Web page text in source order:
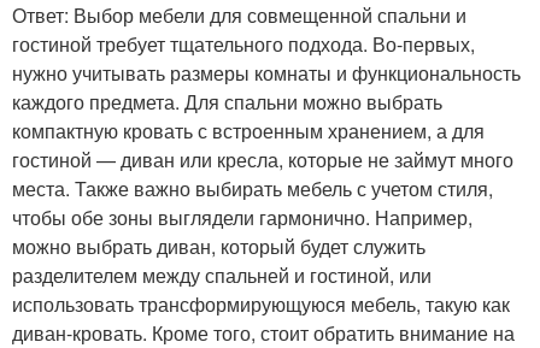
Ответ: Выбор мебели для совмещенной спальни и
гостиной требует тщательного подхода. Во-первых,
нужно учитывать размеры комнаты и функциональность
каждого предмета. Для спальни можно выбрать
компактную кровать с встроенным хранением, а для
гостиной — диван или кресла, которые не займут много
места. Также важно выбирать мебель с учетом стиля,
чтобы обе зоны выглядели гармонично. Например,
можно выбрать диван, который будет служить
разделителем между спальней и гостиной, или
использовать трансформирующуюся мебель, такую как
диван-кровать. Кроме того, стоит обратить внимание на